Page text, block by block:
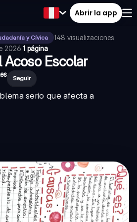
Abrir la app
y Cívica 148 visualizaciones·
2026·1 página
Acoso Escolar
Seguir
serio que afecta a